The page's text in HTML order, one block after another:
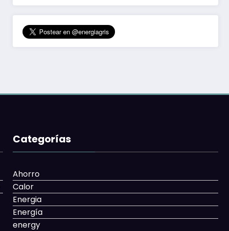
Categorías
Ahorro
Calor
Energia
Energía
energy